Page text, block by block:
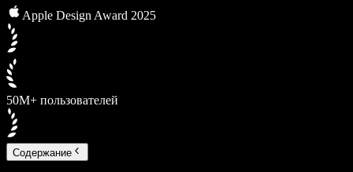
Apple Design Award 2025
50М+ пользователей
Содержание